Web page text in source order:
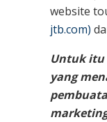
website
jtb.com)
Untuk itu
yang